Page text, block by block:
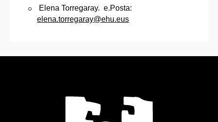
Elena Torregaray. e.Posta:
elena.torregaray@ehu.eus